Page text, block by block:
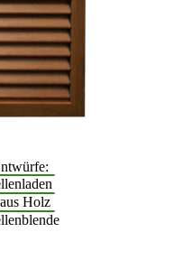
Holz